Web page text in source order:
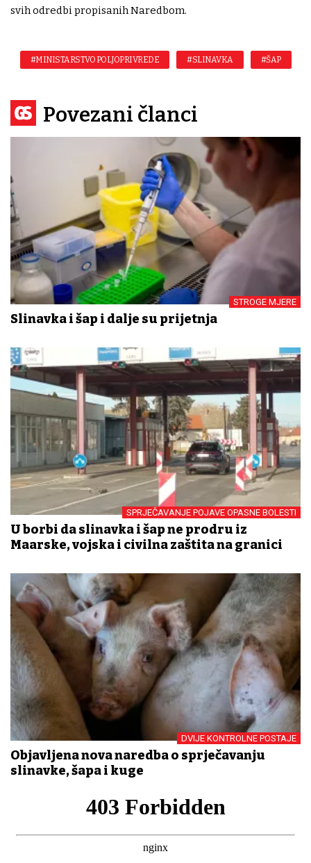
svih odredbi propisanih Naredbom.
#MINISTARSTVO POLJOPRIVREDE #SLINAVKA #ŠAP
Povezani članci
STROGE MJERE
Slinavka i šap i dalje su prijetnja
SPRJEČAVANJE POJAVE OPASNE BOLESTI
U borbi da slinavka i šap ne prodru iz
Mađarske, vojska i civilna zaštita na granici
DVIJE KONTROLNE POSTAJE
Objavljena nova naredba o sprječavanju
slinavke, šapa i kuge